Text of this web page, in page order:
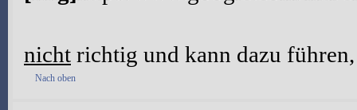
nicht richtig und kann dazu
Nach oben